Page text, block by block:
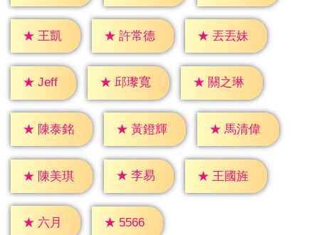
★ 王凱 ★ 許常德 ★ 丟丟妹
★ Jeff ★ 邱瓈寬 ★ 關之琳
★ 陳泰銘 ★ 黃鐙輝 ★ 馬清偉
★ 陳美琪 ★ 李易 ★ 王國旌
★ 六月 ★ 5566